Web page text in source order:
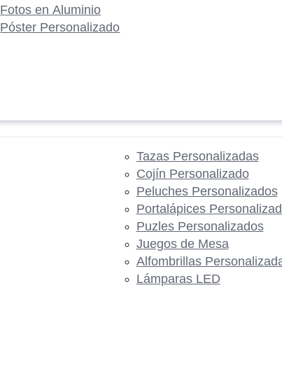
Fotos en Aluminio
Póster Personalizado
Tazas Personalizadas
Cojín Personalizado
Peluches Personalizados
Portalápices
Puzles Personalizados
Juegos de Mesa
Alfombrillas
Lámparas LED